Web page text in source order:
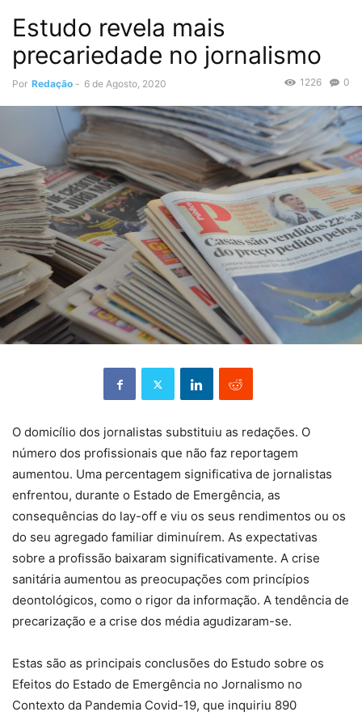
Estudo revela mais
precariedade no jornalismo
Por Redação - 6 de Agosto, 2020 0
1226
O domicílio dos jornalistas substituiu as redações. O
número dos profissionais que não faz reportagem
aumentou. Uma percentagem significativa de jornalistas
enfrentou, durante o Estado de Emergência, as
consequências do lay-off e viu os seus rendimentos ou os
do seu agregado familiar diminuírem. As expectativas
sobre a profissão baixaram significativamente. A crise
sanitária aumentou as preocupações com princípios
deontológicos, como o rigor da informação. A tendência de
precarização e a crise dos média agudizaram-se.
Estas são as principais conclusões do Estudo sobre os
Efeitos do Estado de Emergência no Jornalismo no
Contexto da Pandemia Covid-19, que inquiriu 890